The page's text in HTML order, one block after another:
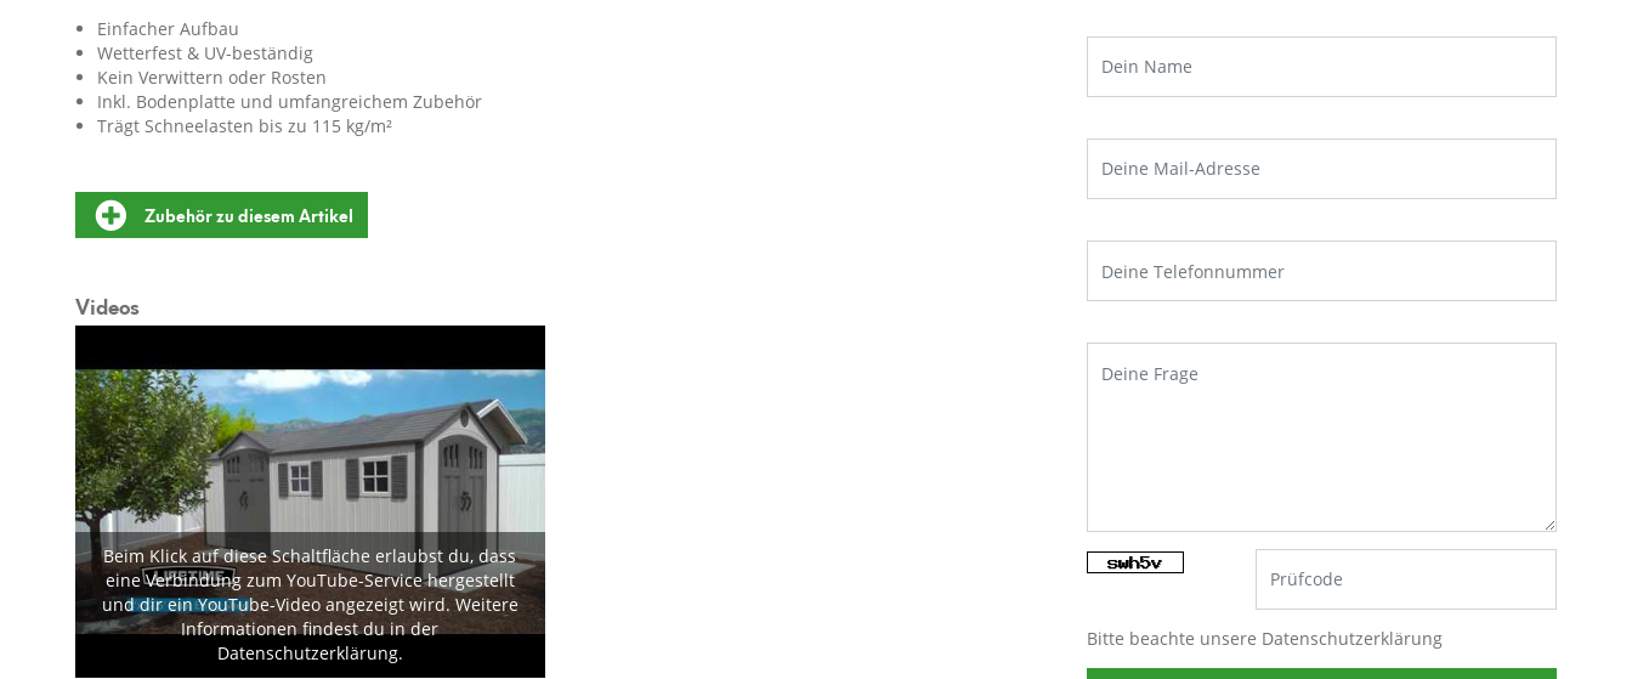
Einfacher Aufbau
Wetterfest & UV-beständig
Kein Verwittern oder Rosten
Inkl. Bodenplatte und umfangreichem Zubehör
Trägt Schneelasten bis zu 115 kg/m²
Zubehör zu diesem Artikel
Videos
Beim Klick auf diese Schaltfläche erlaubst du, dass
eine Verbindung zum YouTube-Service hergestellt
und dir ein YouTube-Video angezeigt wird. Weitere
Informationen findest du in der
Datenschutzerklärung.
Bitte beachte unsere Datenschutzerklärung